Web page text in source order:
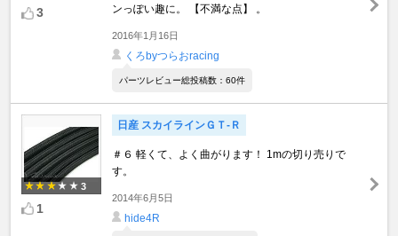
3
ンっぽい趣に。 【不満な点】 。
2016年1月16日
くろbyつらおracing
パーツレビュー総投稿数：60件
3
1
日産 スカイラインＧＴ‐Ｒ
＃６ 軽くて、よく曲がります！ 1mの切り売りで
す。
2014年6月5日
hide4R